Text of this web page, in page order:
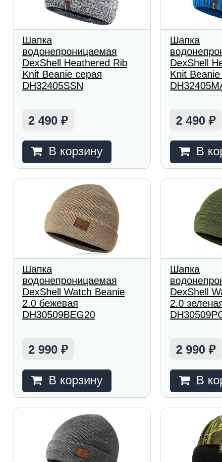
Шапка
водонепроницаемая
DexShell Heathered Rib
Knit Beanie серая
DH32405SSN
2 490 ₽
В корзину
Шапка
DexShell
Knit
2 490₽
В
Шапка
водонепроницаемая
DexShell Watch Beanie
2.0 бежевая
DH30509BEG20
2 990 ₽
В корзину
Шапка
DexShell
2.0
2 990₽
В